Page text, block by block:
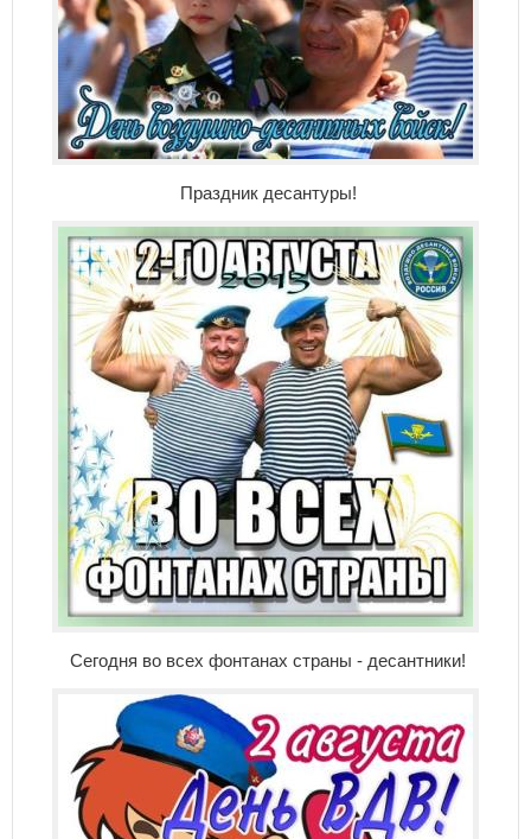
Праздник десантуры!
Сегодня во всех фонтанах страны - десантники!